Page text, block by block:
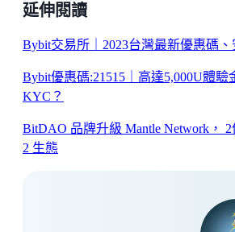
延伸閱讀
Bybit交易所｜2023台灣最新優惠碼
Bybit優惠碼:21515｜高達5,000U體
KYC？
BitDAO 品牌升級 Mantle Network，
2 生態